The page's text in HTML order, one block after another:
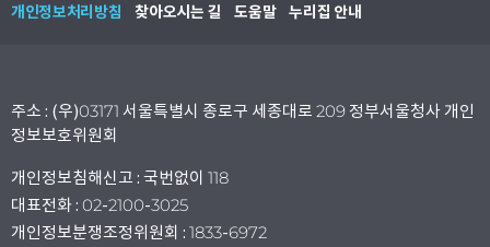
개인정보처리방침 찾아오시는 길 도움말 누리집 안내
주소 : (우)03171 서울특별시 종로구 세종대로 209 정부서울청사 개인
정보보호위원회
개인정보침해신고 : 국번없이 118
대표전화 : 02-2100-3025
개인정보분쟁조정위원회 : 1833-6972